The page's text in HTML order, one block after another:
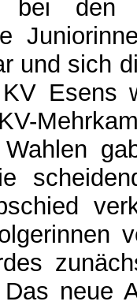
den
und sich
Esens
neue